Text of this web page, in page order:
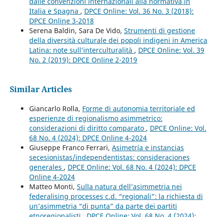
Italia e Spagna , DPCE Online: Vol. 36 No. 3 (2018):
DPCE Online 3-2018
Serena Baldin, Sara De Vido, Strumenti di gestione
della diversità culturale dei popoli indigeni in America
Latina: note sull’interculturalità , DPCE Online: Vol. 39
No. 2 (2019): DPCE Online 2-2019
Similar Articles
Giancarlo Rolla, Forme di autonomia territoriale ed
esperienze di regionalismo asimmetrico:
considerazioni di diritto comparato , DPCE Online: Vol.
68 No. 4 (2024): DPCE Online 4-2024
Giuseppe Franco Ferrari, Asimetría e instancias
secesionistas/independentistas: consideraciones
generales , DPCE Online: Vol. 68 No. 4 (2024): DPCE
Online 4-2024
Matteo Monti, Sulla natura dell’asimmetria nei
federalising processes c.d. “regionali”: la richiesta di
un’asimmetria “di punta” da parte dei partiti